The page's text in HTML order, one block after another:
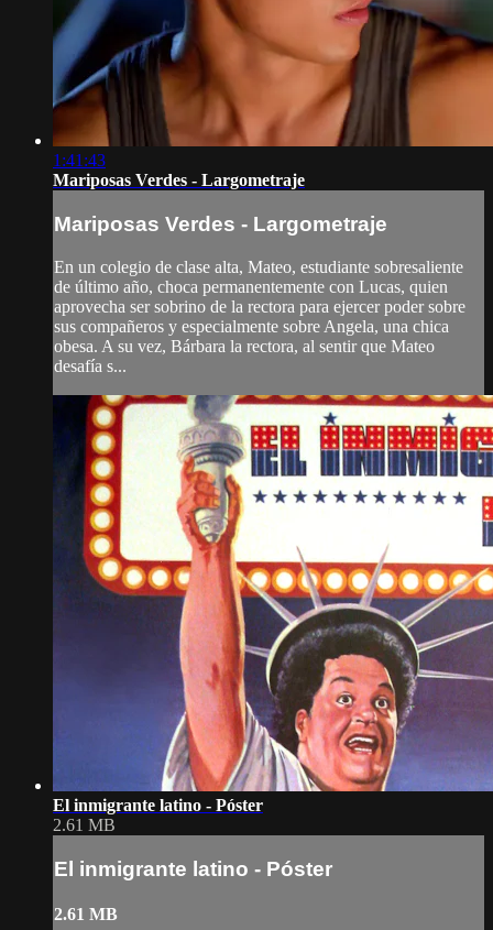
1:41:43
Mariposas Verdes - Largometraje
Mariposas Verdes - Largometraje
En un colegio de clase alta, Mateo, estudiante sobresaliente
de último año, choca permanentemente con Lucas, quien
aprovecha ser sobrino de la rectora para ejercer poder sobre
sus compañeros y especialmente sobre Angela, una chica
obesa. A su vez, Bárbara la rectora, al sentir que Mateo
desafía s...
El inmigrante latino - Póster
2.61 MB
El inmigrante latino - Póster
2.61 MB